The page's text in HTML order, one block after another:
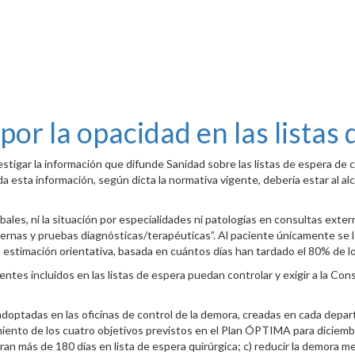
la opacidad en las listas
la información que difunde Sanidad sobre las listas de espera
información, según dicta la normativa vigente, debería estar al
ni la situación por especialidades ni patologías en consultas
y pruebas diagnósticas/terapéuticas”. Al paciente únicamente
orientativa, basada en cuántos días han tardado el 80% de
incluidos en las listas de espera puedan controlar y exigir a la
en las oficinas de control de la demora, creadas en cada
de los cuatro objetivos previstos en el Plan ÓPTIMA para
más de 180 días en lista de espera quirúrgica; c) reducir la demora